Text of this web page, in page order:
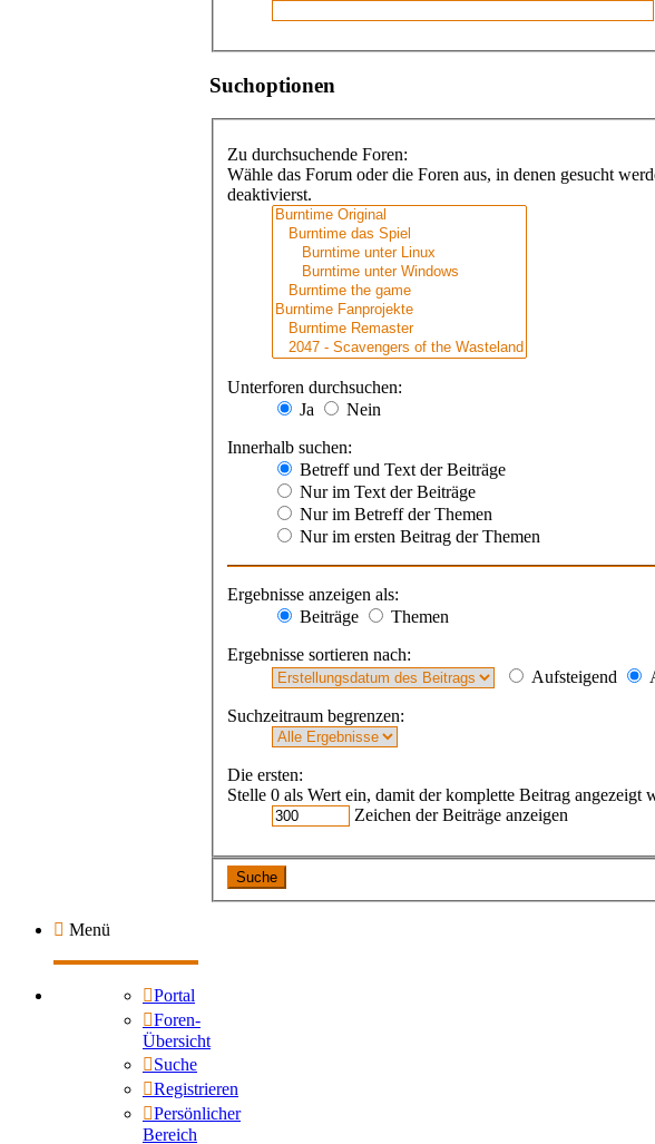
Suchoptionen
Zu durchsuchende Foren:
Wähle das Forum oder die Foren aus, in denen gesucht
deaktivierst.
Unterforen durchsuchen:
Ja
Nein
Innerhalb suchen:
Betreff und Text der Beiträge
Nur im Text der Beiträge
Nur im Betreff der Themen
Nur im ersten Beitrag der Themen
Ergebnisse anzeigen als:
Beiträge
Themen
Ergebnisse sortieren nach:
Aufsteigend
Suchzeitraum begrenzen:
Die ersten:
Stelle 0 als Wert ein, damit der komplette Beitrag angezeigt
Zeichen der Beiträge anzeigen
Menü
Portal
Foren-
Übersicht
Suche
Registrieren
Persönlicher
Bereich